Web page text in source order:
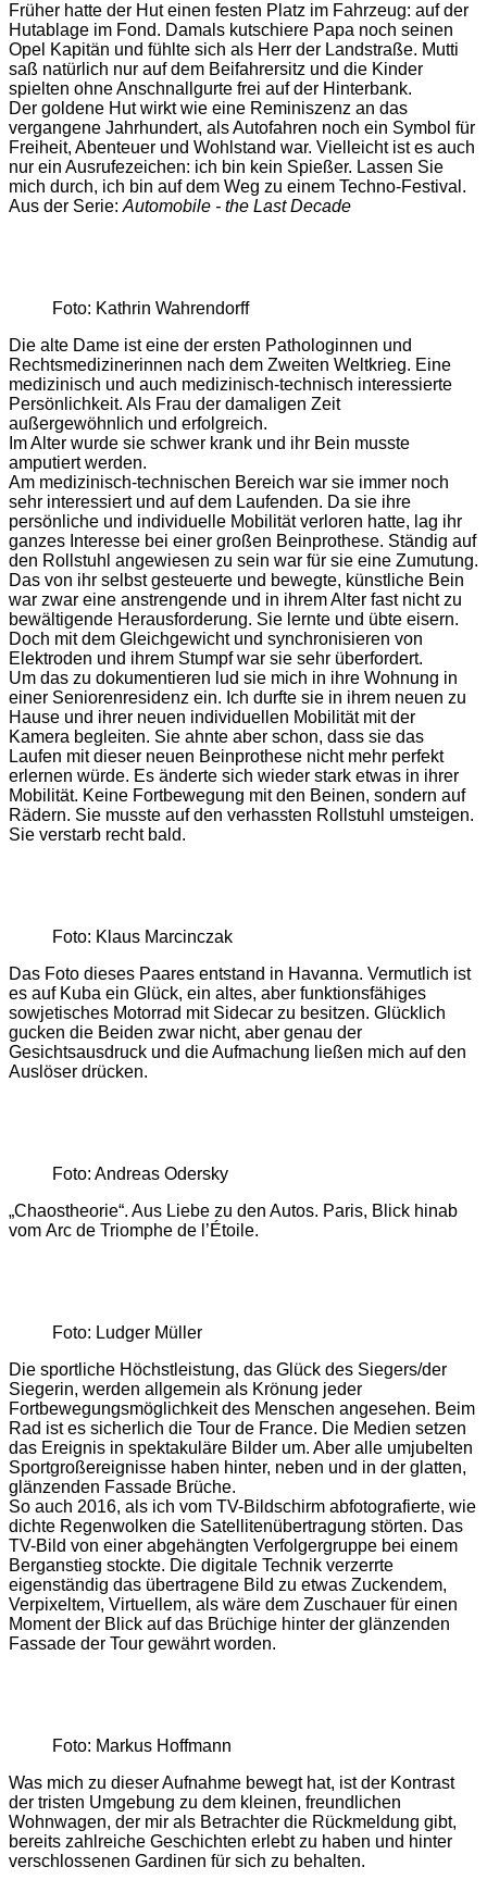
Früher hatte der Hut einen festen Platz im Fahrzeug: auf der
Hutablage im Fond. Damals kutschiere Papa noch seinen
Opel Kapitän und fühlte sich als Herr der Landstraße. Mutti
saß natürlich nur auf dem Beifahrersitz und die Kinder
spielten ohne Anschnallgurte frei auf der Hinterbank.
Der goldene Hut wirkt wie eine Reminiszenz an das
vergangene Jahrhundert, als Autofahren noch ein Symbol für
Freiheit, Abenteuer und Wohlstand war. Vielleicht ist es auch
nur ein Ausrufezeichen: ich bin kein Spießer. Lassen Sie
mich durch, ich bin auf dem Weg zu einem Techno-Festival.
Aus der Serie: Automobile - the Last Decade
Foto: Kathrin Wahrendorff
Die alte Dame ist eine der ersten Pathologinnen und
Rechtsmedizinerinnen nach dem Zweiten Weltkrieg. Eine
medizinisch und auch medizinisch-technisch interessierte
Persönlichkeit. Als Frau der damaligen Zeit
außergewöhnlich und erfolgreich.
Im Alter wurde sie schwer krank und ihr Bein musste
amputiert werden.
Am medizinisch-technischen Bereich war sie immer noch
sehr interessiert und auf dem Laufenden. Da sie ihre
persönliche und individuelle Mobilität verloren hatte, lag ihr
ganzes Interesse bei einer großen Beinprothese. Ständig auf
den Rollstuhl angewiesen zu sein war für sie eine Zumutung.
Das von ihr selbst gesteuerte und bewegte, künstliche Bein
war zwar eine anstrengende und in ihrem Alter fast nicht zu
bewältigende Herausforderung. Sie lernte und übte eisern.
Doch mit dem Gleichgewicht und synchronisieren von
Elektroden und ihrem Stumpf war sie sehr überfordert.
Um das zu dokumentieren lud sie mich in ihre Wohnung in
einer Seniorenresidenz ein. Ich durfte sie in ihrem neuen zu
Hause und ihrer neuen individuellen Mobilität mit der
Kamera begleiten. Sie ahnte aber schon, dass sie das
Laufen mit dieser neuen Beinprothese nicht mehr perfekt
erlernen würde. Es änderte sich wieder stark etwas in ihrer
Mobilität. Keine Fortbewegung mit den Beinen, sondern auf
Rädern. Sie musste auf den verhassten Rollstuhl umsteigen.
Sie verstarb recht bald.
Foto: Klaus Marcinczak
Das Foto dieses Paares entstand in Havanna. Vermutlich ist
es auf Kuba ein Glück, ein altes, aber funktionsfähiges
sowjetisches Motorrad mit Sidecar zu besitzen. Glücklich
gucken die Beiden zwar nicht, aber genau der
Gesichtsausdruck und die Aufmachung ließen mich auf den
Auslöser drücken.
Foto: Andreas Odersky
„Chaostheorie“. Aus Liebe zu den Autos. Paris, Blick hinab
vom Arc de Triomphe de l’Étoile.
Foto: Ludger Müller
Die sportliche Höchstleistung, das Glück des Siegers/der
Siegerin, werden allgemein als Krönung jeder
Fortbewegungsmöglichkeit des Menschen angesehen. Beim
Rad ist es sicherlich die Tour de France. Die Medien setzen
das Ereignis in spektakuläre Bilder um. Aber alle umjubelten
Sportgroßereignisse haben hinter, neben und in der glatten,
glänzenden Fassade Brüche.
So auch 2016, als ich vom TV-Bildschirm abfotografierte, wie
dichte Regenwolken die Satellitenübertragung störten. Das
TV-Bild von einer abgehängten Verfolgergruppe bei einem
Berganstieg stockte. Die digitale Technik verzerrte
eigenständig das übertragene Bild zu etwas Zuckendem,
Verpixeltem, Virtuellem, als wäre dem Zuschauer für einen
Moment der Blick auf das Brüchige hinter der glänzenden
Fassade der Tour gewährt worden.
Foto: Markus Hoffmann
Was mich zu dieser Aufnahme bewegt hat, ist der Kontrast
der tristen Umgebung zu dem kleinen, freundlichen
Wohnwagen, der mir als Betrachter die Rückmeldung gibt,
bereits zahlreiche Geschichten erlebt zu haben und hinter
verschlossenen Gardinen für sich zu behalten.